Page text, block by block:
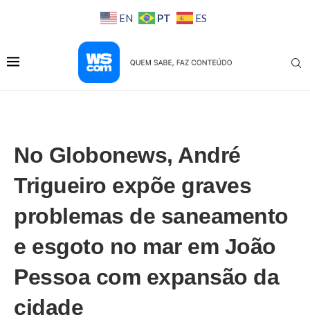
EN PT ES
No Globonews, André
Trigueiro expõe graves
problemas de saneamento
e esgoto no mar em João
Pessoa com expansão da
cidade